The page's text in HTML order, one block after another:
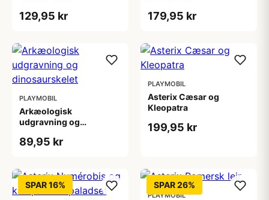
129,95 kr 179,95 kr
PLAYMOBIL
Arkæologisk
udgravning og
89,95 kr
PLAYMOBIL
Asterix Cæsar og
Kleopatra
199,95 kr
SPAR 16% SPAR 26%
PLAYMOBIL